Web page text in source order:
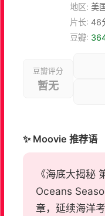
地区: 美
片长: 46
豆瓣:
豆瓣评分
暂无
✨ Moovie 推荐语
《海底大揭秘
Oceans
章，延续海洋